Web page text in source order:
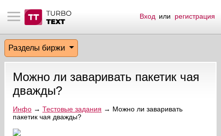
материалы
биржи
эфир
на сайте
сообщения
по форуму
Вход или регистрация
Разделы биржи
Можно ли заваривать пакетик чая
дважды?
Инфо→ Тестовые задания → Можно ли заваривать
пакетик чая дважды?